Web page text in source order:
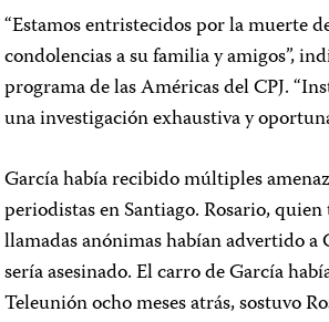
“Estamos entristecidos por la muerte
condolencias a su familia y amigos”,
programa de las Américas del CPJ.
una investigación exhaustiva y
García había recibido múltiples
periodistas en Santiago. Rosario,
llamadas anónimas habían advertido
sería asesinado. El carro de García
Teleunión ocho meses atrás, sostuvo